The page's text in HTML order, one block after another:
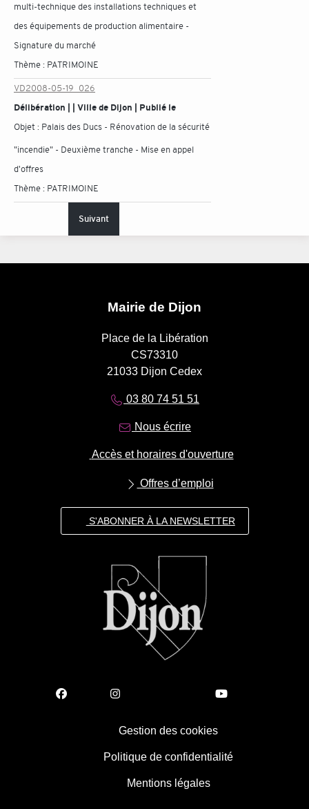
multi-technique des installations techniques et
des équipements de production alimentaire -
Signature du marché
Thème : PATRIMOINE
VD2008-05-19_026
Délibération | | Ville de Dijon | Publié le
Objet : Palais des Ducs - Rénovation de la sécurité
"incendie" - Deuxième tranche - Mise en appel
d'offres
Thème : PATRIMOINE
Suivant
Mairie de Dijon
Place de la Libération
CS73310
21033 Dijon Cedex
03 80 74 51 51
Nous écrire
Accès et horaires d'ouverture
Offres d’emploi
S'ABONNER À LA NEWSLETTER
Gestion des cookies
Politique de confidentialité
Mentions légales